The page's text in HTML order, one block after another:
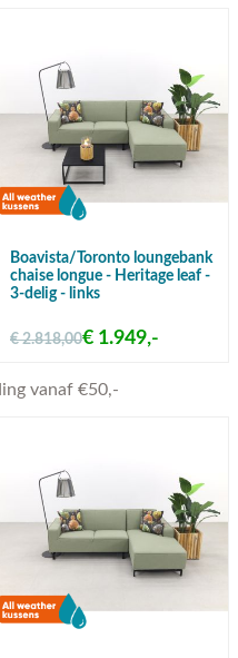
Boavista/Toronto loungebank
chaise longue - Heritage leaf -
3-delig - links
€ 2.818,00€ 1.949,-
vanaf €50,-